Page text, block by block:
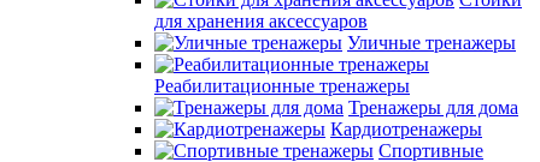
для хранения аксессуаров
Уличные тренажеры
Реабилитационные тренажеры
Тренажеры для дома
Кардиотренажеры
Спортивные